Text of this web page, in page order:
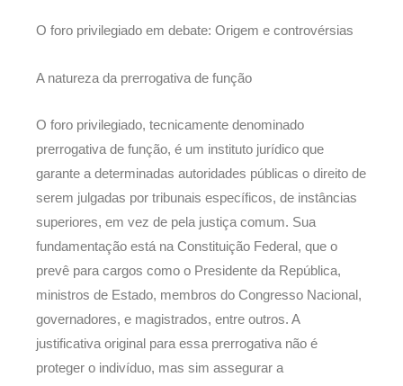
O foro privilegiado em debate: Origem e controvérsias
A natureza da prerrogativa de função
O foro privilegiado, tecnicamente denominado
prerrogativa de função, é um instituto jurídico que
garante a determinadas autoridades públicas o direito de
serem julgadas por tribunais específicos, de instâncias
superiores, em vez de pela justiça comum. Sua
fundamentação está na Constituição Federal, que o
prevê para cargos como o Presidente da República,
ministros de Estado, membros do Congresso Nacional,
governadores, e magistrados, entre outros. A
justificativa original para essa prerrogativa não é
proteger o indivíduo, mas sim assegurar a